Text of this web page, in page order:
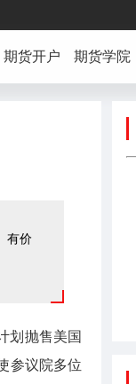
期货开户 期货学院
有价
划抛售美国
参议院多位